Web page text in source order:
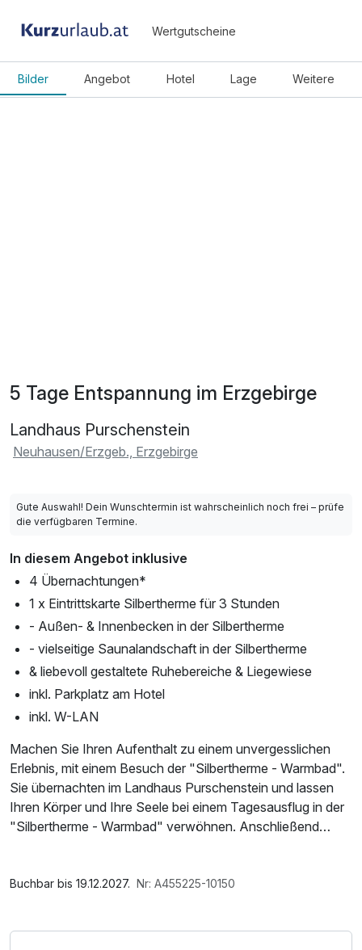
Wertgutscheine
Bilder Angebot Hotel Lage Weitere
5 Tage Entspannung im Erzgebirge
Landhaus Purschenstein
Neuhausen/Erzgeb., Erzgebirge
Gute Auswahl! Dein Wunschtermin ist wahrscheinlich noch frei – prüfe
die verfügbaren Termine.
In diesem Angebot inklusive
4 Übernachtungen*
1 x Eintrittskarte Silbertherme für 3 Stunden
- Außen- & Innenbecken in der Silbertherme
- vielseitige Saunalandschaft in der Silbertherme
& liebevoll gestaltete Ruhebereiche & Liegewiese
inkl. Parkplatz am Hotel
inkl. W-LAN
Machen Sie Ihren Aufenthalt zu einem unvergesslichen
Erlebnis, mit einem Besuch der "Silbertherme - Warmbad".
Sie übernachten im Landhaus Purschenstein und lassen
Ihren Körper und Ihre Seele bei einem Tagesausflug in der
"Silbertherme - Warmbad" verwöhnen. Anschließend
* Ihr reichhaltiges Schlemmerfrühstück vom Büfett im
Parkplatz, W-LAN Nutzung / Internetnutzung
Buchbar bis 19.12.2027. Nr: A455225-10150